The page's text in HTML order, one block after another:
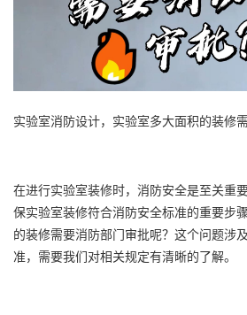
实验室消防设计，实验室多大面积的装修
在进行实验室装修时，消防安全是至关重
保实验室装修符合消防安全标准的重要步
的装修需要消防部门审批呢？这个问题涉
准，需要我们对相关规定有清晰的了解。